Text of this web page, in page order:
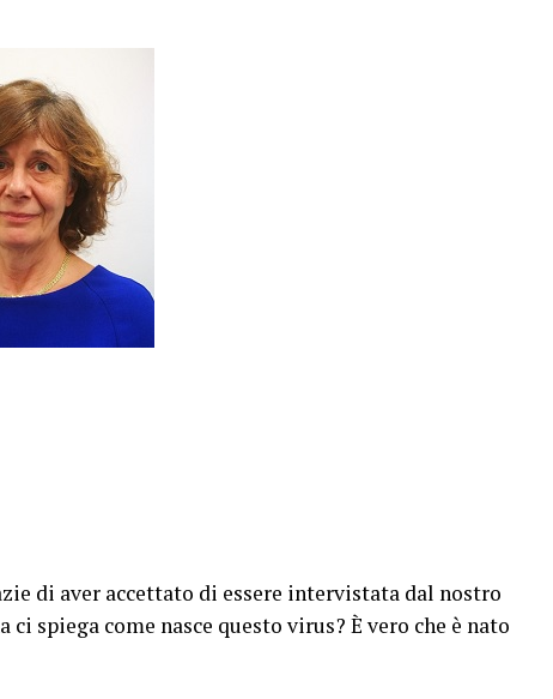
di aver accettato di essere intervistata dal nostro
spiega come nasce questo virus? È vero che è nato